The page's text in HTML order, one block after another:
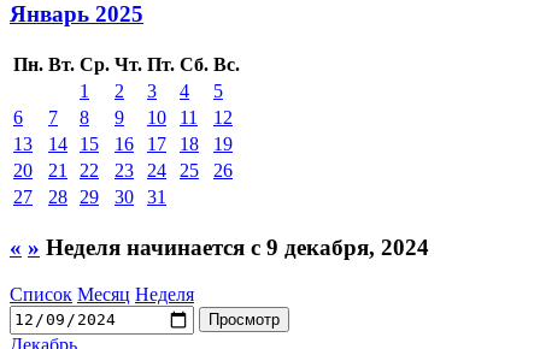
Январь 2025
Пн. Вт. Ср. Чт. Пт. Сб. Вс.
1
2 3 4
5
6
7 8 9 10 11
12
13
14 15 16 17 18
19
20
21 22 23 24 25
26
27
28 29 30 31
« » Неделя начинается с 9 декабря, 2024
Список Месяц Неделя
Декабрь